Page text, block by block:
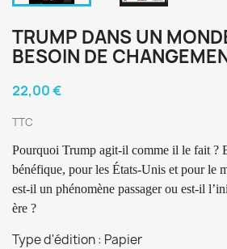
TRUMP DANS UN
BESOIN DE
22,00 €
TTC
Pourquoi Trump agit-il comme il le fait ?
bénéfique, pour les États-Unis et pour le
est-il un phénomène passager ou est-il
ère ?
Type d'édition : Papier